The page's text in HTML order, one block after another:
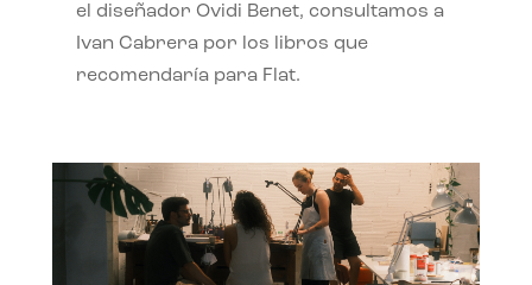
el diseñador Ovidi Benet, consultamos a
Ivan Cabrera por los libros que
recomendaría para Flat.